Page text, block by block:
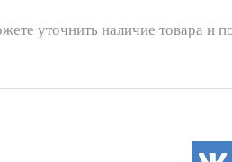
уточнить наличие товара и